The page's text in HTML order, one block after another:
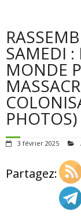
POUR AGIR
AGENDA
VIDÉOS
QUI SOMMES-
ADHÉSIONS,
SAMEDI :
MONDE
PHOTOS)
3 février 2025
Partagez: